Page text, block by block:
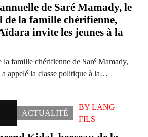
de Saré Mamady, le
de la famille chérifienne,
invite les jeunes à la
famille chérifienne de Saré Mamady,
appelé la classe politique à la…
ACTUALITÉ
BY LANG
FILS